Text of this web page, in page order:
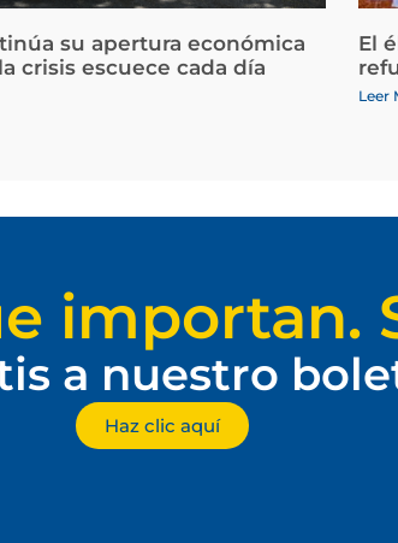
su apertura económica
crisis escuece cada día
El
Leer
importan.
a nuestro
Haz clic aquí